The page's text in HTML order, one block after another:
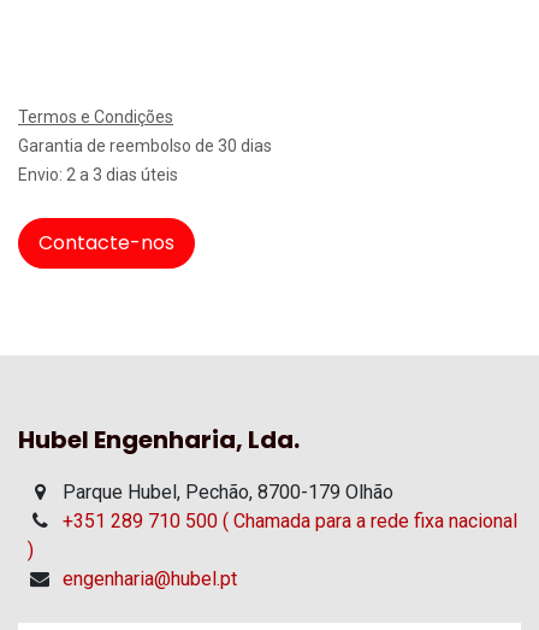
Termos e Condições
Garantia de reembolso de 30 dias
Envio: 2 a 3 dias úteis
Contacte-nos
Hubel Engenharia, Lda.
Parque Hubel, Pechão, 8700-179 Olhão
+351 289 710 500 ( Chamada para a rede fixa nacional
)
engenharia@hubel.pt